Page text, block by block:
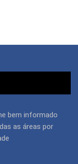
bem informado
as áreas por